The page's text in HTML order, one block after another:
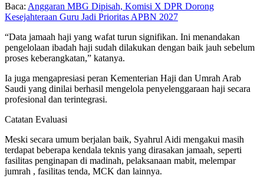
Baca: Anggaran MBG Dipisah, Komisi X DPR Dorong
Kesejahteraan Guru Jadi Prioritas APBN 2027
“Data jamaah haji yang wafat turun signifikan. Ini menandakan
pengelolaan ibadah haji sudah dilakukan dengan baik jauh sebelum
proses keberangkatan,” katanya.
Ia juga mengapresiasi peran Kementerian Haji dan Umrah Arab
Saudi yang dinilai berhasil mengelola penyelenggaraan haji secara
profesional dan terintegrasi.
Catatan Evaluasi
Meski secara umum berjalan baik, Syahrul Aidi mengakui masih
terdapat beberapa kendala teknis yang dirasakan jamaah, seperti
fasilitas penginapan di madinah, pelaksanaan mabit, melempar
jumrah , fasilitas tenda, MCK dan lainnya.